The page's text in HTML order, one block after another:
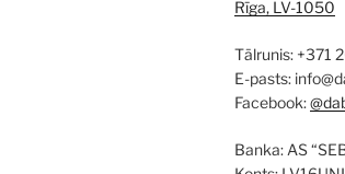
Rīga, LV-1050
Tālrunis: +371
E-pasts:
Facebook:
Banka: AS